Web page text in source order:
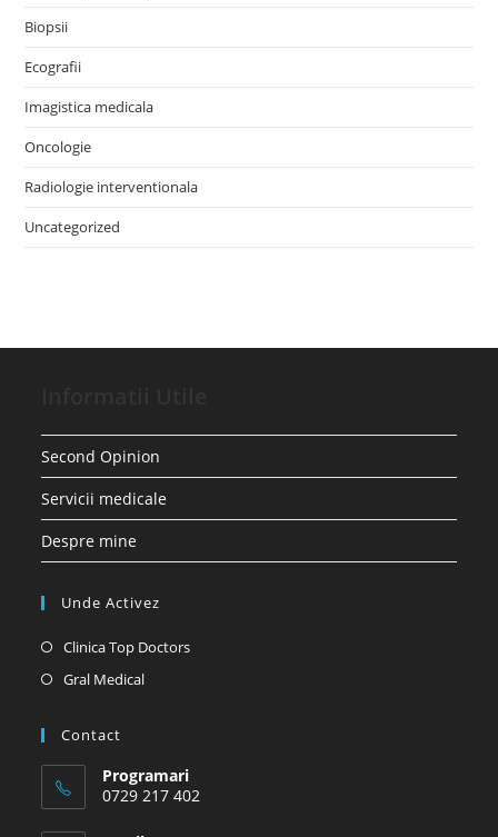
Biopsii
Ecografii
Imagistica medicala
Oncologie
Radiologie interventionala
Uncategorized
Second Opinion
Servicii medicale
Despre mine
Unde Activez
Clinica Top DoctorsOpens
Gral MedicalOpens
tab
Contact
Programari
0729 217 402